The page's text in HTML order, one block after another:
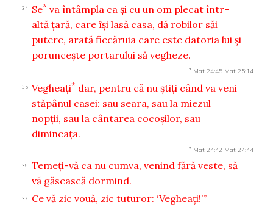
34 Se* va întâmpla ca şi cu un om plecat într-
altă ţară, care îşi lasă casa, dă robilor săi
putere, arată fiecăruia care este datoria lui şi
porunceşte portarului să vegheze.
* Mat 24:45 Mat 25:14
35 Vegheaţi* dar, pentru că nu ştiţi când va veni
stăpânul casei: sau seara, sau la miezul
nopţii, sau la cântarea cocoşilor, sau
dimineaţa.
* Mat 24:42 Mat 24:44
36
Temeţi-vă ca nu cumva, venind fără veste, să
vă găsească dormind.
37 Ce vă zic vouă, zic tuturor: ‘Vegheaţi!’”